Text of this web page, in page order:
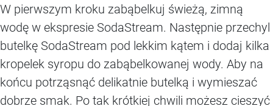
W pierwszym kroku zabąbelkuj świeżą, zimną
wodę w ekspresie SodaStream. Następnie przechyl
butelkę SodaStream pod lekkim kątem i dodaj kilka
kropelek syropu do zabąbelkowanej wody. Aby na
końcu potrząsnąć delikatnie butelką i wymieszać
dobrze smak. Po tak krótkiej chwili możesz cieszyć